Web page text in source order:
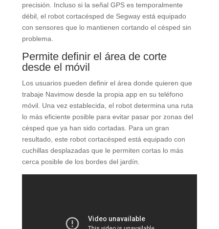
precisión. Incluso si la señal GPS es temporalmente
débil, el robot cortacésped de Segway está equipado
con sensores que lo mantienen cortando el césped sin
problema.
Permite definir el área de corte
desde el móvil
Los usuarios pueden definir el área donde quieren que
trabaje Navimow desde la propia app en su teléfono
móvil. Una vez establecida, el robot determina una ruta
lo más eficiente posible para evitar pasar por zonas del
césped que ya han sido cortadas. Para un gran
resultado, este robot cortacésped está equipado con
cuchillas desplazadas que le permiten cortas lo más
cerca posible de los bordes del jardín.